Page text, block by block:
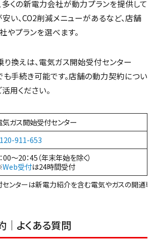
多くの新電力会社が動力プランを提供して
い、CO2削減メニューがあるなど、店舗
やプランを選べます。
り換えは、電気ガス開始受付センター
も手続き可能です。店舗の動力契約につい
用ください。
気ガス開始受付センター
911-653
00～20：45（年末年始を除く）
Web受付は24時間受付
ンターは新電力紹介を含む電気やガスの開通専
よくある質問